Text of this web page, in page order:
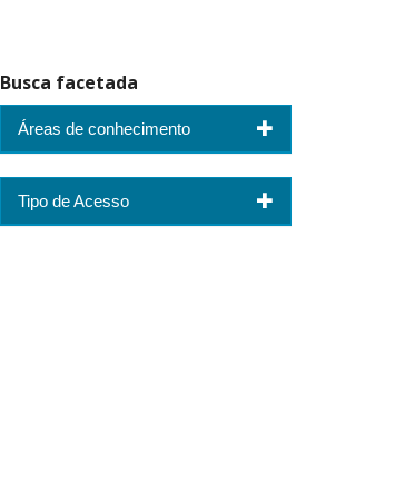
Busca facetada
Áreas de conhecimento
Tipo de Acesso